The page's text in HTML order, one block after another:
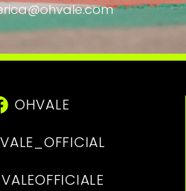
OHVALE